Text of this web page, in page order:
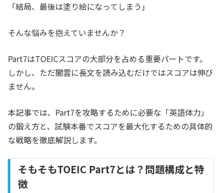
「結局、最後は塗り絵になってしまう」
そんな悩みを抱えていませんか？
Part7はTOEICスコアの大部分を占める重要パートです。
しかし、ただ闇雲に長文を読み込むだけではスコアは伸び
ません。
本記事では、Part7を攻略するために必要な「英語体力」
の鍛え方と、試験本番でスコアを最大化するための具体的
な戦略を徹底解説します。
そもそもTOEIC Part7とは？問題構成と特
徴